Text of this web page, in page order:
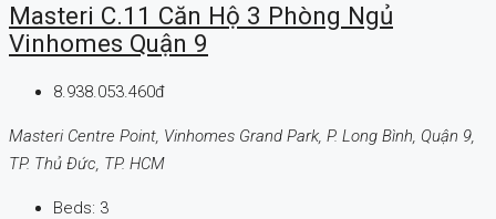
Masteri C.11 Căn Hộ 3 Phòng Ngủ
Vinhomes Quận 9
8.938.053.460đ
Masteri Centre Point, Vinhomes Grand Park, P. Long Bình, Quận 9,
TP. Thủ Đức, TP. HCM
Beds: 3